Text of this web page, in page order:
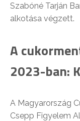
Szabóné Tarján
alkotása végzett.
A
2023-ban:
A Magyarország
Csepp Figyelem